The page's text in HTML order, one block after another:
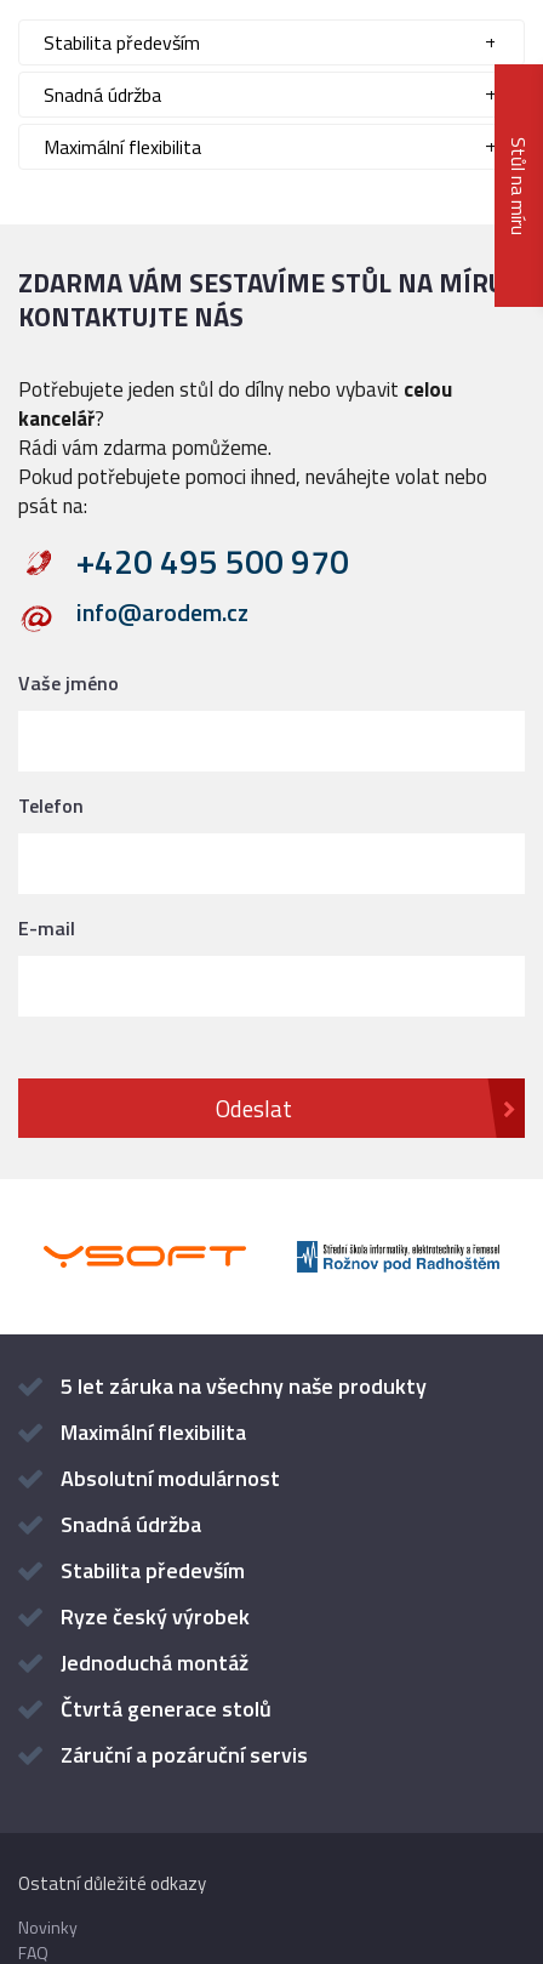
Stůl na míru
Stabilita především
Snadná údržba
Maximální flexibilita
ZDARMA VÁM SESTAVÍME STŮL NA MÍRU
KONTAKTUJTE NÁS
Potřebujete jeden stůl do dílny nebo vybavit celou
kancelář?
Rádi vám zdarma pomůžeme.
Pokud potřebujete pomoci ihned, neváhejte volat nebo
psát na:
+420 495 500 970
info@arodem.cz
Vaše jméno
Telefon
E-mail
5 let záruka na všechny naše produkty
Maximální flexibilita
Absolutní modulárnost
Snadná údržba
Stabilita především
Ryze český výrobek
Jednoduchá montáž
Čtvrtá generace stolů
Záruční a pozáruční servis
Ostatní důležité odkazy
Novinky
FAQ